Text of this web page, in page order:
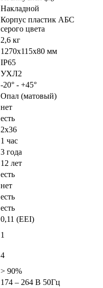
Накладной
Корпус пластик АБС
серого цвета
2,6 кг
1270х115х80 мм
IP65
УХЛ2
-20° - +45°
Опал (матовый)
нет
есть
2х36
1 час
3 года
12 лет
есть
нет
есть
есть
0,11 (EEI)
1
4
> 90%
174 – 264 В 50Гц